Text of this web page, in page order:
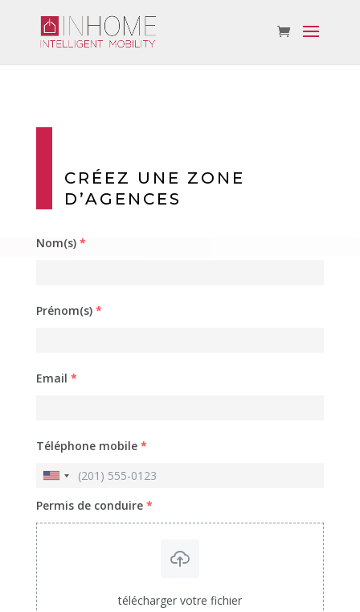
CRÉEZ UNE ZONE
D’AGENCES
Nom(s) *
Prénom(s) *
Email *
Téléphone mobile *
Permis de conduire *
télécharger votre fichier